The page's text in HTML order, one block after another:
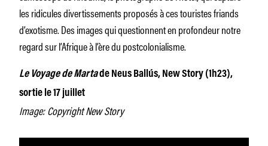
les ridicules divertissements proposés à ces touristes friands
d’exotisme. Des images qui questionnent en profondeur notre
regard sur l’Afrique à l’ère du postcolonialisme.
Le Voyage de Martade Neus Ballús, New Story (1h23),
sortie le 17 juillet
Image: Copyright New Story